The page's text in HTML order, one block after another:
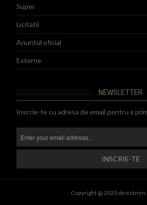
Super
Licitatii
Anuntul oficial
Externe
NEWSLETTER
Inscrie-te cu adresa de email pentru a
Copyright @ 2020